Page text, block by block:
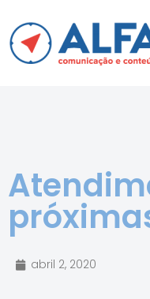
abril 2, 2020